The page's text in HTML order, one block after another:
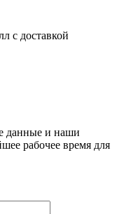
с доставкой
данные и наши
рабочее время для